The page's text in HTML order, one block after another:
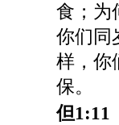
食；为
你们同
样，你
保。
但1:11